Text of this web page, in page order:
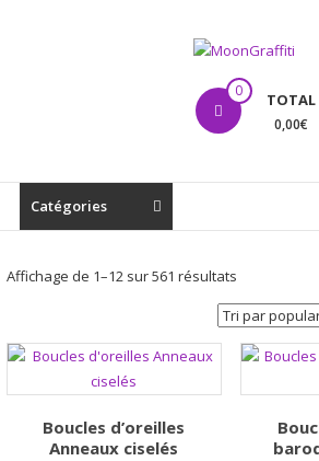
MoonGraffiti 0 TOTAL
0,00€
Catégories
Affichage de 1–12 sur 561 résultatsTrié
par
popularité
Boucles d’oreilles
Anneaux ciselés